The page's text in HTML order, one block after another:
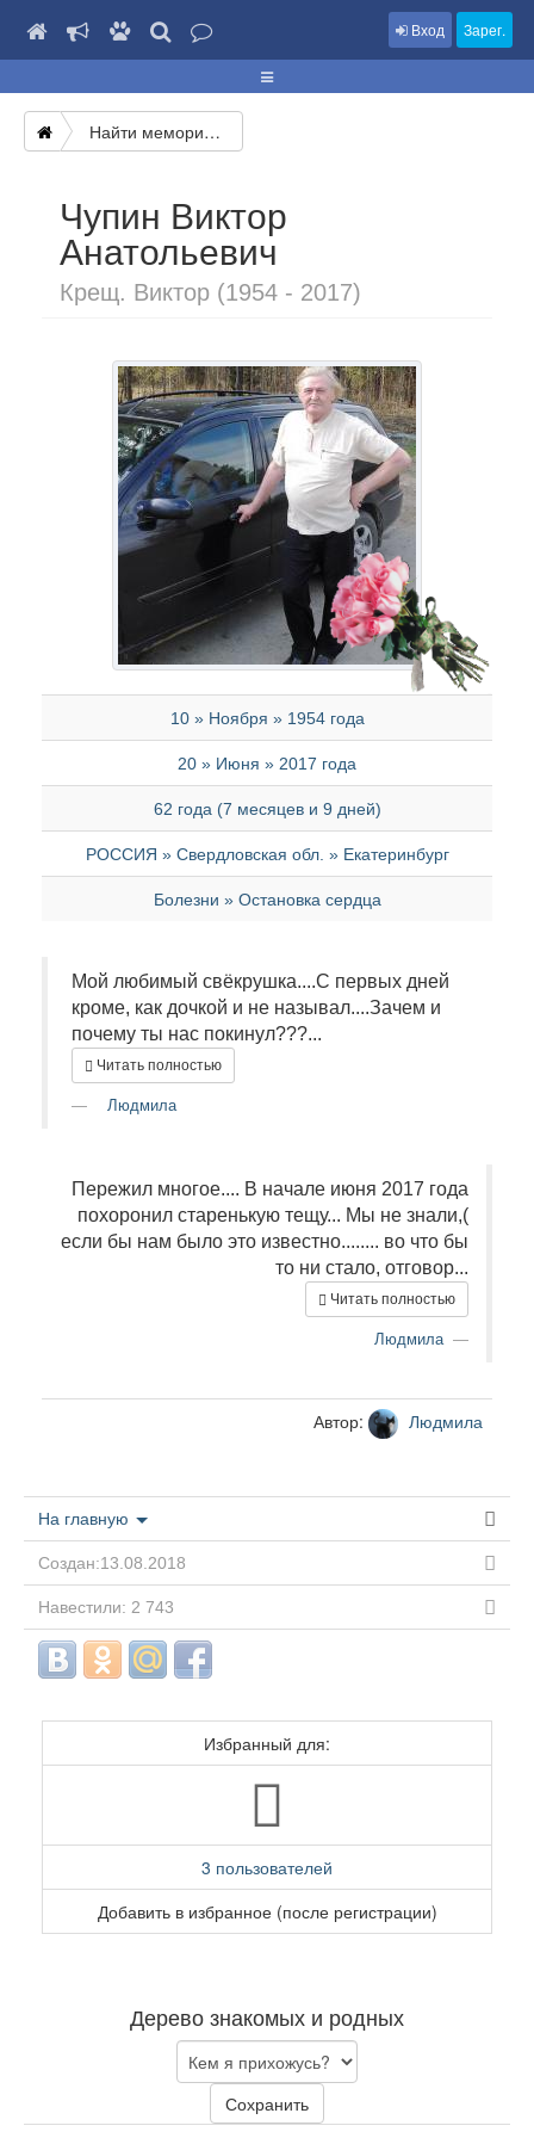
Вход Зарег.
Найти мемориал
Чупин Виктор
Анатольевич
Крещ. Виктор (1954 - 2017)
10 » Ноября » 1954 года
20 » Июня » 2017 года
62 года (7 месяцев и 9 дней)
РОССИЯ » Свердловская обл. » Екатеринбург
Болезни » Остановка сердца
Мой любимый свёкрушка....С первых дней
кроме, как дочкой и не называл....Зачем и
почему ты нас покинул???...
Читать полностью
Людмила
Пережил многое.... В начале июня 2017 года
похоронил старенькую тещу... Мы не знали,(
если бы нам было это известно........ во что бы
то ни стало, отговор...
Читать полностью
Людмила
Автор: Людмила
На главную
Создан:13.08.2018
Навестили: 2 743
Избранный для:
3 пользователей
Добавить в избранное (после регистрации)
Дерево знакомых и родных
Сохранить